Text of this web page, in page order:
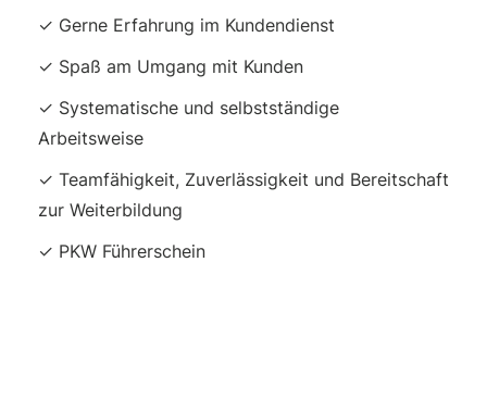
✓ Gerne Erfahrung im Kundendienst
✓ Spaß am Umgang mit Kunden
✓ Systematische und selbstständige
Arbeitsweise
✓ Teamfähigkeit, Zuverlässigkeit und Bereitschaft
zur Weiterbildung
✓ PKW Führerschein